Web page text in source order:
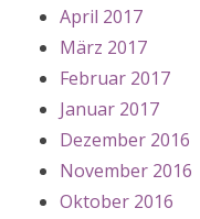
April 2017
März 2017
Februar 2017
Januar 2017
Dezember 2016
November 2016
Oktober 2016